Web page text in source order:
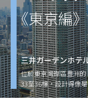
《東京編》
三井ガーデンホテ
位於東京灣岸區豊洲
33至36樓，設計得像
中心方向的全景。36